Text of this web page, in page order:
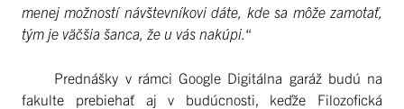
menej možností návštevníkovi dáte, kde sa môže zamotať,
tým je väčšia šanca, že u vás nakúpi. “
Prednášky v rámci Google Digitálna garáž budú na
fakulte prebiehať aj v budúcnosti, keďže Filozofická